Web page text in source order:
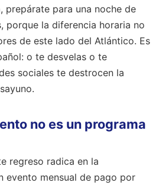
prepárate para una noche de
porque la diferencia horaria no
de este lado del Atlántico. Es
o te desvelas o te
sociales te destrocen la
no es un programa
regreso radica en la
evento mensual de pago por